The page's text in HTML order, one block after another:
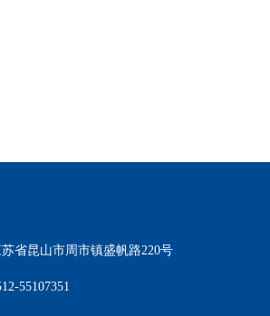
省昆山市周市镇盛帆路220号
55107351